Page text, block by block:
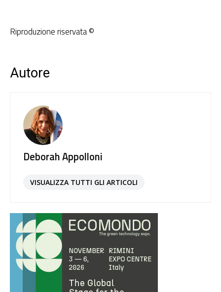
Riproduzione riservata ©
Autore
Deborah Appolloni
VISUALIZZA TUTTI GLI ARTICOLI